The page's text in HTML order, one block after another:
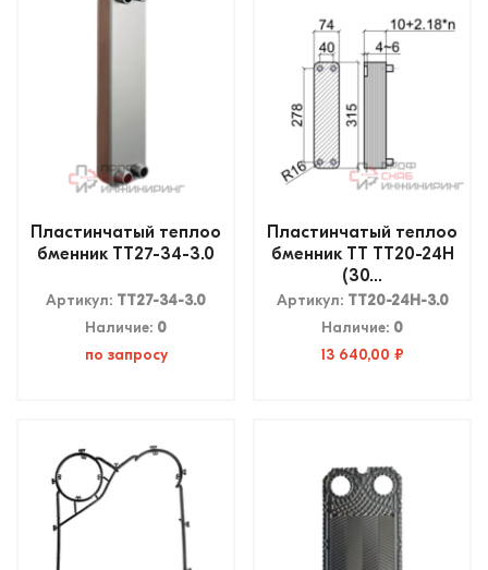
Пластинчатый теплоо
бменник ТТ27-34-3.0
Артикул: ТТ27-34-3.0
Наличие: 0
по запросу
Пластинчатый теплоо
бменник ТТ ТТ20-24H
(30...
Артикул: ТТ20-24H-3.0
Наличие: 0
13 640,00 ₽